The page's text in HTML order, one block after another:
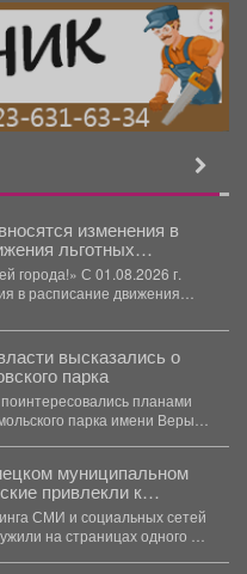
изменения в
льготных
ГПК
С 01.08.2026 г.
в расписание движения
высказались о
парка
планами
парка имени Веры
муниципальном
привлекли к
автомобилистку за
проезда перекрестка
СМИ и социальных сетей
на страницах одного из